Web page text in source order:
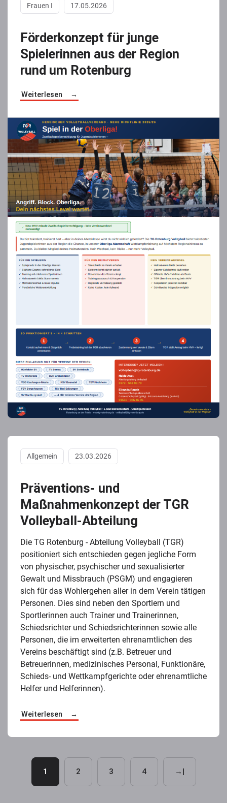
Förderkonzept für junge
Spielerinnen aus der Region
rund um Rotenburg
Frauen I 17.05.2026
Weiterlesen
Präventions- und
Maßnahmenkonzept der TGR
Volleyball-Abteilung
Allgemein 23.03.2026
Die TG Rotenburg - Abteilung Volleyball (TGR)
positioniert sich entschieden gegen jegliche Form
von physischer, psychischer und sexualisierter
Gewalt und Missbrauch (PSGM) und engagieren
sich für das Wohlergehen aller in dem Verein tätigen
Personen. Dies sind neben den Sportlern und
Sportlerinnen auch Trainer und Trainerinnen,
Schiedsrichter und Schiedsrichterinnen sowie alle
Personen, die im erweiterten ehrenamtlichen des
Vereins beschäftigt sind (z.B. Betreuer und
Betreuerinnen, medizinisches Personal, Funktionäre,
Schieds- und Wettkampfgerichte oder ehrenamtliche
Helfer und Helferinnen).
Weiterlesen
1 2 3 4 →|